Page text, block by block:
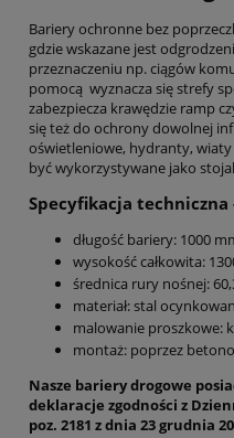
Bariery ochronne bez
gdzie wskazane jest
przeznaczeniu np. ciągów
pomocą wyznacza się strefy
zabezpiecza krawędzie ramp
się też do ochrony dowolnej
oświetleniowe, hydranty,
być wykorzystywane jako
Specyfikacja
długość bariery: 1000
wysokość całkowita:
średnica rury nośnej:
materiał: stal
malowanie proszkowe:
montaż: poprzez
Nasze bariery drogowe
deklaracje zgodności z
poz. 2181 z dnia 23 grudnia